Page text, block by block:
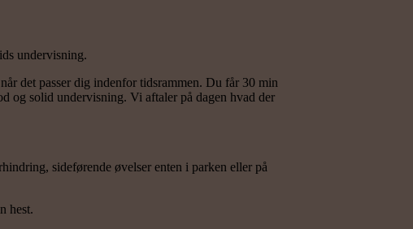
undervisning.
det passer dig indenfor tidsrammen. Du får 30 min
og solid undervisning. Vi aftaler på dagen hvad der
sideførende øvelser enten i parken eller på
hest.